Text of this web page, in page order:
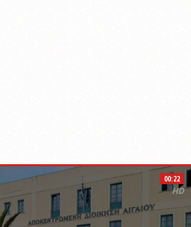
00:22
HD